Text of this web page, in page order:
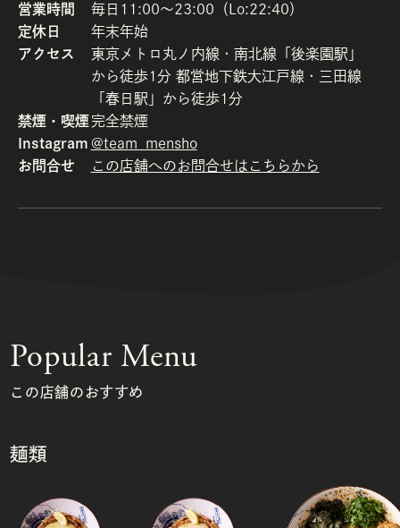
営業時間
毎日11:00～23:00（Lo:22:40）
定休日
年末年始
アクセス
東京メトロ丸ノ内線・南北線「後楽園駅」
から徒歩1分 都営地下鉄大江戸線・三田線
「春日駅」から徒歩1分
禁煙・喫煙完全禁煙
Instagram @team_mensho
お問合せ
この店舗へのお問合せはこちらから
Popular Menu
この店舗のおすすめ
麺類